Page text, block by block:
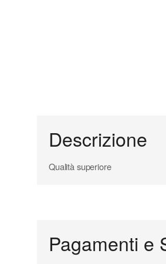
Descrizione
Qualità superiore
Pagamenti e